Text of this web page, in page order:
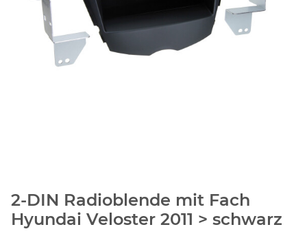
2-DIN Radioblende mit Fach
Hyundai Veloster 2011 > schwarz